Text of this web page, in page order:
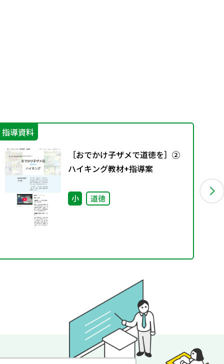
指導資料
［おでかけ子ザメで道徳を］②
ハイキング教材+指導案
小 道徳